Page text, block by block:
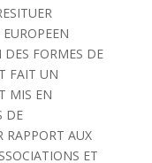
FORMES DE
FAIT UN
MIS EN
DE
AUX
ET